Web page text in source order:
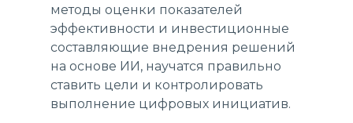
методы оценки показателей
эффективности и инвестиционные
составляющие внедрения решений
на основе ИИ, научатся правильно
ставить цели и контролировать
выполнение цифровых инициатив.